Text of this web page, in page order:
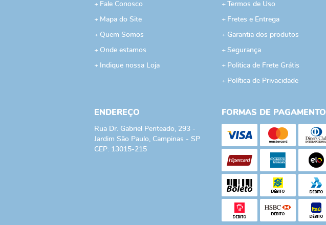
Fale Conosco
Mapa do Site
Quem Somos
Onde estamos
Indique nossa Loja
Termos de Uso
Fretes e Entrega
Garantia dos produtos
Segurança
Politica de Frete Grátis
Política de Privacidade
ENDEREÇO
Rua Dr. Gabriel Penteado, 293 -
Jardim São Paulo, Campinas - SP
CEP: 13015-215
FORMAS DE PAGAMENTO